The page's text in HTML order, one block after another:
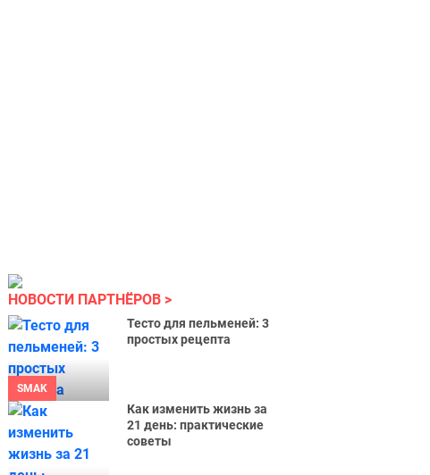
НОВОСТИ ПАРТНЁРОВ
SMAK
Тесто для пельменей: 3
простых рецепта
Как изменить жизнь за
21 день: практические
советы